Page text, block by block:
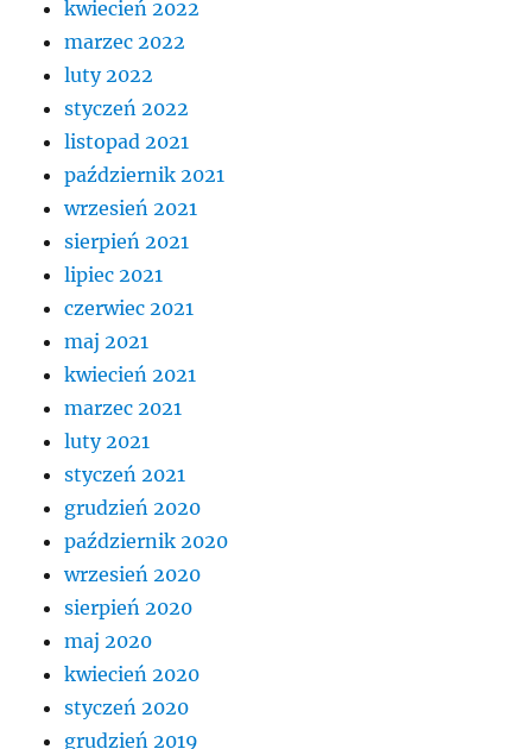
kwiecień 2022
marzec 2022
luty 2022
styczeń 2022
listopad 2021
październik 2021
wrzesień 2021
sierpień 2021
lipiec 2021
czerwiec 2021
maj 2021
kwiecień 2021
marzec 2021
luty 2021
styczeń 2021
grudzień 2020
październik 2020
wrzesień 2020
sierpień 2020
maj 2020
kwiecień 2020
styczeń 2020
grudzień 2019